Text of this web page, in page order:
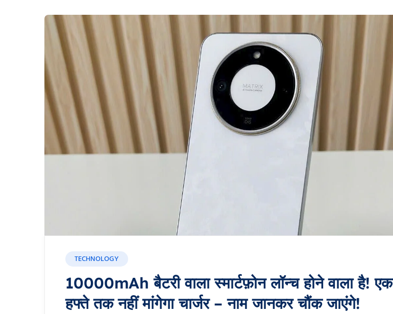
TECHNOLOGY
10000mAh बैटरी वाला स्मार्टफ़ोन लॉन्च होने वाला है! एक
हफ्ते तक नहीं मांगेगा चार्जर – नाम जानकर चौंक जाएंगे!